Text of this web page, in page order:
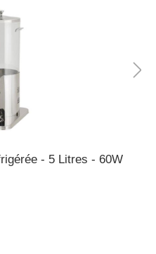
- 5 Litres - 60W